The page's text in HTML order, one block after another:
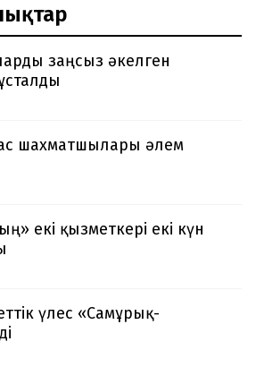
заңсыз әкелген
шахматшылары әлем
екі қызметкері екі күн
үлес «Самұрық-